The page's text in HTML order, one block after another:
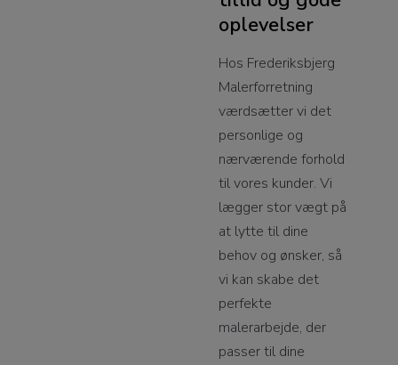
oplevelser
Hos Frederiksbjerg
Malerforretning
værdsætter vi det
personlige og
nærværende forhold
til vores kunder. Vi
lægger stor vægt på
at lytte til dine
behov og ønsker, så
vi kan skabe det
perfekte
malerarbejde, der
passer til dine